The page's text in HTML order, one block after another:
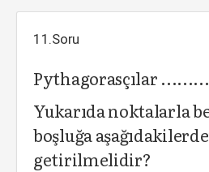
11.Soru
Pythagorasçılar
Yukarıda noktalarla
boşluğa
getirilmelidir?